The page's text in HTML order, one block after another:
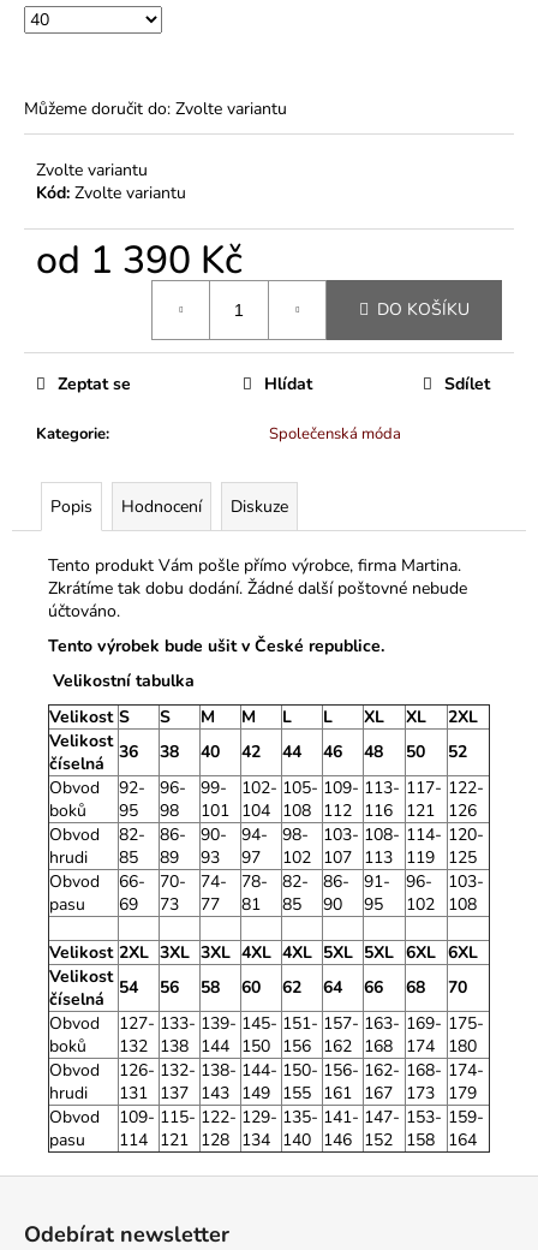
Můžeme doručit do: Zvolte variantu
Zvolte variantu
Kód: Zvolte variantu
od 1 390 Kč
DO KOŠÍKU
Kategorie: Společenská móda
Zeptat se Hlídat Sdílet
Popis Hodnocení Diskuze
Tento produkt Vám pošle přímo výrobce, firma Martina.
Zkrátíme tak dobu dodání. Žádné další poštovné nebude
účtováno.
Tento výrobek bude ušit v České republice.
Velikostní tabulka
Velikost S S M M L L XL XL
2XL
Velikost
číselná
36 38 40 42 44 46 48 50
52
Obvod
boků
92-
95
96-
98
99-
101
102-
104
105-
108
109-
112
113-
116
117-
121
122-
126
Obvod
hrudi
82-
85
86-
89
90-
93
94-
97
98-
102
103-
107
108-
113
114-
119
120-
125
Obvod
pasu
66-
69
70-
73
74-
77
78-
81
82-
85
86-
90
91-
95
96-
102
103-
108
Velikost 2XL 3XL 3XL 4XL 4XL 5XL 5XL 6XL 6XL
Velikost
číselná
54 56 58 60 62 64 66 68
70
Obvod
boků
127-
132
133-
138
139-
144
145-
150
151-
156
157-
162
163-
168
169-
174
175-
180
Obvod
hrudi
126-
131
132-
137
138-
143
144-
149
150-
155
156-
161
162-
167
168-
173
174-
179
Obvod
pasu
109-
114
115-
121
122-
128
129-
134
135-
140
141-
146
147-
152
153-
158
159-
164
Odebírat newsletter